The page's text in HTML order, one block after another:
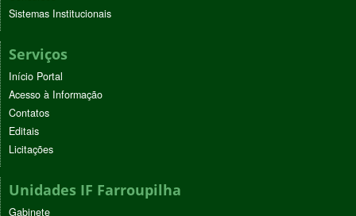
Sistemas Institucionais
Serviços
Início Portal
Acesso à Informação
Contatos
Editais
Licitações
Unidades IF Farroupilha
Gabinete